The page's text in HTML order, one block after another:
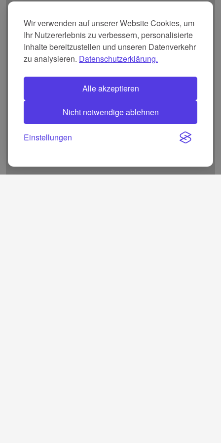
Wir verwenden auf unserer Website Cookies, um
Ihr Nutzererlebnis zu verbessern, personalisierte
Inhalte bereitzustellen und unseren Datenverkehr
zu analysieren. Datenschutzerklärung.
Alle akzeptieren
Nicht notwendige ablehnen
Einstellungen